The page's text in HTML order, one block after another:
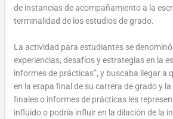
de instancias de acompañamiento a la
terminalidad de los estudios de grado.
La actividad para estudiantes se
experiencias, desafíos y estrategias en la
informes de prácticas”, y buscaba llegar a
en la etapa final de su carrera de grado y
finales o informes de prácticas les
influido o podría influir en la dilación de la